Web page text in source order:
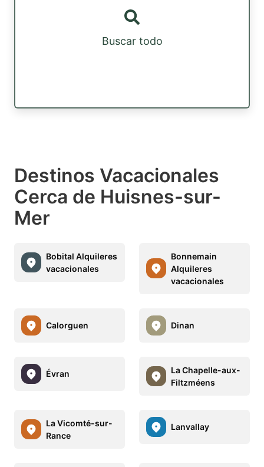
Buscar todo
Destinos Vacacionales
Cerca de Huisnes-sur-
Mer
Bobital Alquileres
vacacionales
Bonnemain
Alquileres
vacacionales
Calorguen Dinan
Évran
La Chapelle-aux-
Filtzméens
La Vicomté-sur-
Rance
Lanvallay